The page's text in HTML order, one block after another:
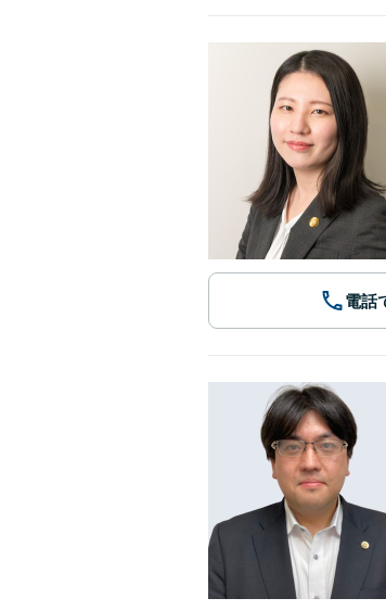
電話